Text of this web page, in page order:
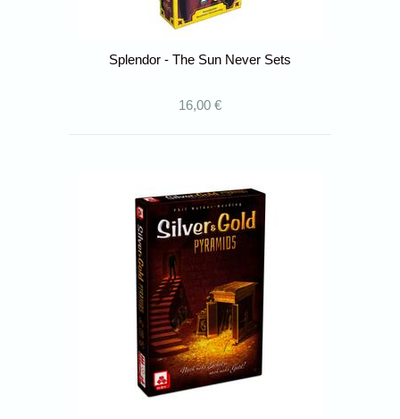
Splendor - The Sun Never Sets
16,00 €